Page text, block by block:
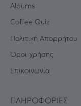
Albums
Coffee Quiz
Πολιτική Απορρήτου
Όροι χρήσης
Επικοινωνία
ΠΛΗΡΟΦΟΡΊΕΣ